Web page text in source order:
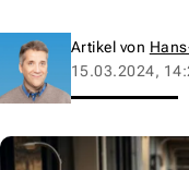
Artikel von
15.03.2024,